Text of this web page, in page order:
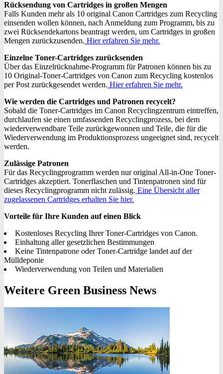
Rücksendung von Cartridges in großen Mengen
Falls Kunden mehr als 10 original Canon Cartridges zum Recycling
einsenden wollen können, nach Anmeldung zum Programm, bis zu
zwei Rücksendekartons beantragt werden, um Cartridges in großen
Mengen zurückzusenden. Hier erfahren Sie mehr.
Einzelne Toner-Cartridges zurücksenden
Über das Einzelrücknahme-Programm für Patronen können bis zu
10 Original-Toner-Cartridges von Canon zum Recycling kostenlos
per Post zurückgesendet werden. Hier erfahren Sie mehr.
Wie werden die Cartridges und Patronen recycelt?
Sobald die Toner-Cartridges im Canon Recyclingzentrum eintreffen,
durchlaufen sie einen umfassenden Recyclingprozess, bei dem
wiederverwendbare Teile zurückgewonnen und Teile, die für die
Wiederverwendung im Produktionsprozess ungeeignet sind, recycelt
werden.
Zulässige Patronen
Für das Recyclingprogramm werden nur original All-in-One Toner-
Cartridges akzeptiert. Tonerflaschen und Tintenpatronen sind für
dieses Recyclingprogramm nicht zulässig. Eine Übersicht aller
zugelassenen Cartridges erhalten Sie hier.
Vorteile für Ihre Kunden auf einen Blick
Kostenloses Recycling Ihrer Toner-Cartridges von Canon.
Einhaltung aller gesetzlichen Bestimmungen
Keine Tintenpatrone oder Toner-Cartridge landet auf der
Mülldeponie
Wiederverwendung von Teilen und Materialien
Weitere Green Business News